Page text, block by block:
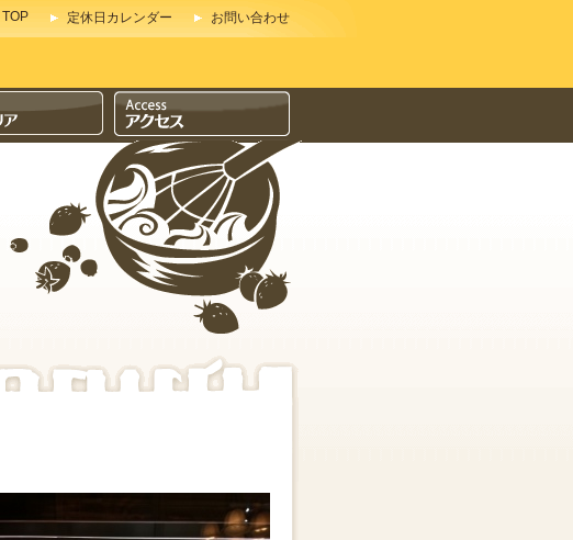
TOP 定休日カレンダー お問い合わせ